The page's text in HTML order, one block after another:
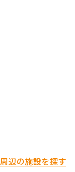
周辺の施設を探す